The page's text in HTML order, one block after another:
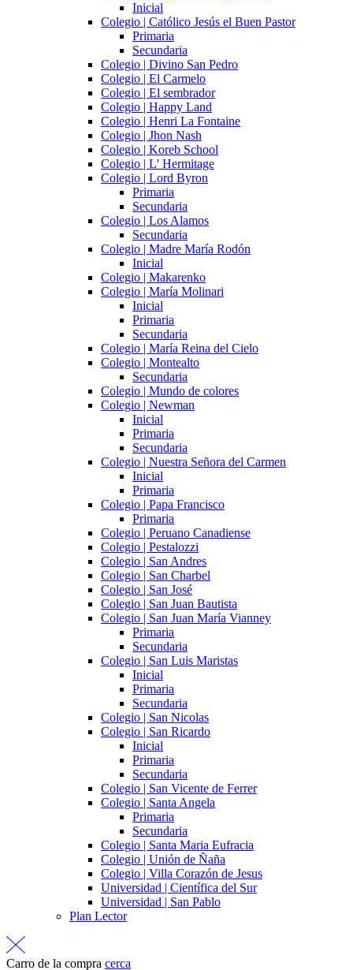
Inicial
Colegio | Católico Jesús el Buen Pastor
Primaria
Secundaria
Colegio | Divino San Pedro
Colegio | El Carmelo
Colegio | El sembrador
Colegio | Happy Land
Colegio | Henri La Fontaine
Colegio | Jhon Nash
Colegio | Koreb School
Colegio | L' Hermitage
Colegio | Lord Byron
Primaria
Secundaria
Colegio | Los Alamos
Secundaria
Colegio | Madre María Rodón
Inicial
Colegio | Makarenko
Colegio | María Molinari
Inicial
Primaria
Secundaria
Colegio | María Reina del Cielo
Colegio | Montealto
Secundaria
Colegio | Mundo de colores
Colegio | Newman
Inicial
Primaria
Secundaria
Colegio | Nuestra Señora del Carmen
Inicial
Primaria
Colegio | Papa Francisco
Primaria
Colegio | Peruano Canadiense
Colegio | Pestalozzi
Colegio | San Andres
Colegio | San Charbel
Colegio | San José
Colegio | San Juan Bautista
Colegio | San Juan María Vianney
Primaria
Secundaria
Colegio | San Luis Maristas
Inicial
Primaria
Secundaria
Colegio | San Nicolas
Colegio | San Ricardo
Inicial
Primaria
Secundaria
Colegio | San Vicente de Ferrer
Colegio | Santa Angela
Primaria
Secundaria
Colegio | Santa Maria Eufracia
Colegio | Unión de Ñaña
Colegio | Villa Corazón de Jesus
Universidad | Científica del Sur
Universidad | San Pablo
Plan Lector
Carro de la compra cerca